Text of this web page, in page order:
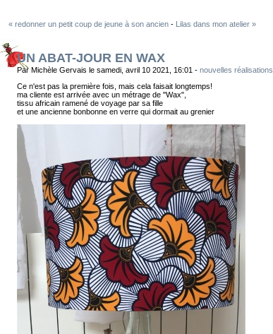
« redonner un petit coup de jeune à son ancien - Lilas dans mon atelier »
UN ABAT-JOUR EN WAX
Par Michèle Gervais le samedi, avril 10 2021, 16:01 - nouvelles réalisations
Ce n'est pas la première fois, mais cela faisait longtemps!
ma cliente est arrivée avec un métrage de "Wax",
tissu africain ramené de voyage par sa fille
et une ancienne bonbonne en verre qui dormait au grenier